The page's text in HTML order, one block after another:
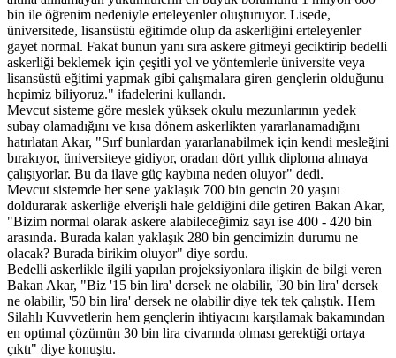
bin ile öğrenim nedeniyle erteleyenler oluşturuyor. Lisede,
üniversitede, lisansüstü eğitimde olup da askerliğini erteleyenler
gayet normal. Fakat bunun yanı sıra askere gitmeyi geciktirip bedelli
askerliği beklemek için çeşitli yol ve yöntemlerle üniversite veya
lisansüstü eğitimi yapmak gibi çalışmalara giren gençlerin olduğunu
hepimiz biliyoruz." ifadelerini kullandı.
Mevcut sisteme göre meslek yüksek okulu mezunlarının yedek
subay olamadığını ve kısa dönem askerlikten yararlanamadığını
hatırlatan Akar, "Sırf bunlardan yararlanabilmek için kendi mesleğini
bırakıyor, üniversiteye gidiyor, oradan dört yıllık diploma almaya
çalışıyorlar. Bu da ilave güç kaybına neden oluyor" dedi.
Mevcut sistemde her sene yaklaşık 700 bin gencin 20 yaşını
doldurarak askerliğe elverişli hale geldiğini dile getiren Bakan Akar,
"Bizim normal olarak askere alabileceğimiz sayı ise 400 - 420 bin
arasında. Burada kalan yaklaşık 280 bin gencimizin durumu ne
olacak? Burada birikim oluyor" diye sordu.
Bedelli askerlikle ilgili yapılan projeksiyonlara ilişkin de bilgi veren
Bakan Akar, "Biz '15 bin lira' dersek ne olabilir, '30 bin lira' dersek
ne olabilir, '50 bin lira' dersek ne olabilir diye tek tek çalıştık. Hem
Silahlı Kuvvetlerin hem gençlerin ihtiyacını karşılamak bakamından
en optimal çözümün 30 bin lira civarında olması gerektiği ortaya
çıktı" diye konuştu.